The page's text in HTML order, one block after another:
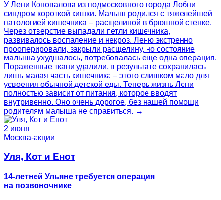
У Лени Коновалова из подмосковного города Лобни
синдром короткой кишки. Малыш родился с тяжелейшей
патологией кишечника – расщелиной в брюшной стенке.
Через отверстие выпадали петли кишечника,
развивалось воспаление и некроз. Леню экстренно
прооперировали, закрыли расщелину, но состояние
малыша ухудшалось, потребовалась еще одна операция.
Пораженные ткани удалили, в результате сохранилась
лишь малая часть кишечника – этого слишком мало для
усвоения обычной детской еды. Теперь жизнь Лени
полностью зависит от питания, которое вводят
внутривенно. Оно очень дорогое, без нашей помощи
родителям малыша не справиться. →
2 июня
Москва-акции
Уля, Кот и Енот
14-летней Ульяне требуется операция
на позвоночнике